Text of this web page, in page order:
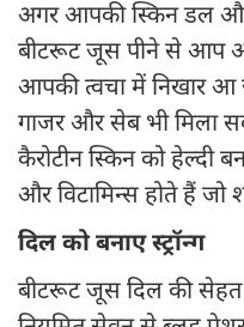
अगर आपकी स्किन डल और
बीटरूट जूस पीने से आप
आपकी त्वचा में निखार आ
गाजर और सेब भी मिला
कैरोटीन स्किन को हेल्दी
और विटामिन्स होते हैं जो
दिल को बनाए स्ट्रॉन्ग
बीटरूट जूस दिल की